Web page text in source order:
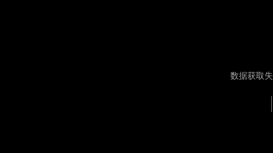
数据获取